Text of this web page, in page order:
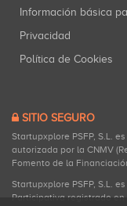
Información básica
Privacidad
Política de Cookies
SITIO SEGURO
Startupxplore PSFP, S.L.
autorizada por la CNMV
Fomento de la
Startupxplore PSFP, S.L.
Participativa registrado